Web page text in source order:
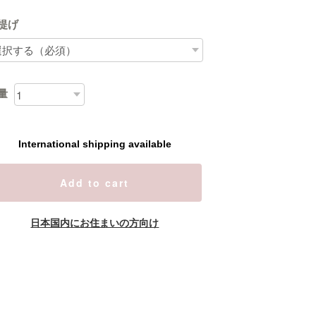
げ
International shipping available
Add to cart
日本国内にお住まいの方向け